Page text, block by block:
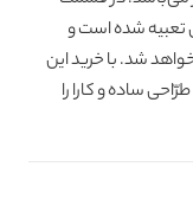
تعبیه شده است و
شد. با خرید این
ساده و کارا را